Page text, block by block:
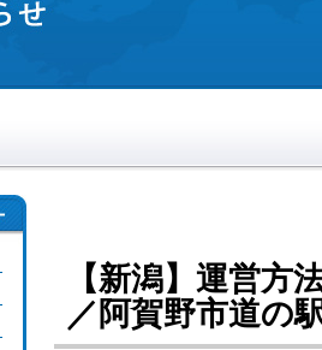
【新潟】運営方
／阿賀野市道の